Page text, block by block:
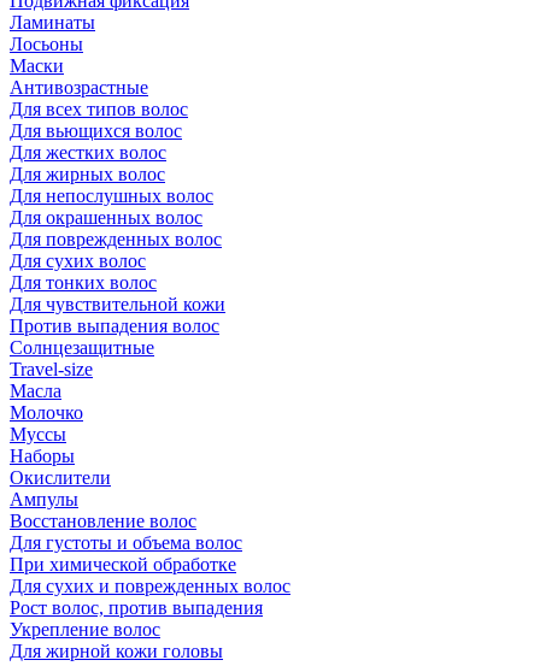
Ламинаты
Лосьоны
Маски
Антивозрастные
Для всех типов волос
Для вьющихся волос
Для жестких волос
Для жирных волос
Для непослушных волос
Для окрашенных волос
Для поврежденных волос
Для сухих волос
Для тонких волос
Для чувствительной кожи
Против выпадения волос
Солнцезащитные
Travel-size
Масла
Молочко
Муссы
Наборы
Окислители
Ампулы
Восстановление волос
Для густоты и объема волос
При химической обработке
Для сухих и поврежденных волос
Рост волос, против выпадения
Укрепление волос
Для жирной кожи головы